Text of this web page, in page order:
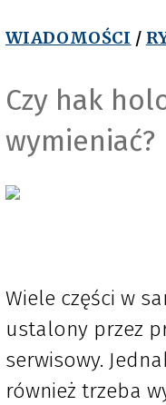
WIADOMOŚCI /
Czy hak
wymieniać?
Wiele części w
ustalony przez
serwisowy.
również trzeba